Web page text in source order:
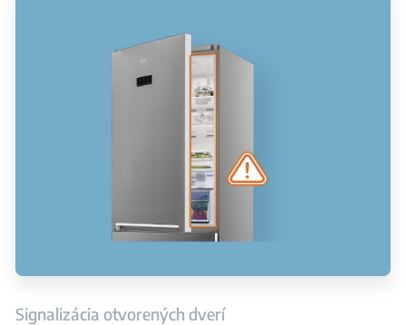
Signalizácia otvorených dverí